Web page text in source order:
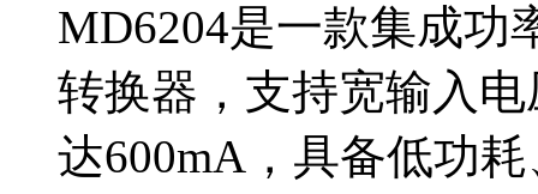
MD6204是一款集成功
转换器，支持宽输入
达600mA，具备低功